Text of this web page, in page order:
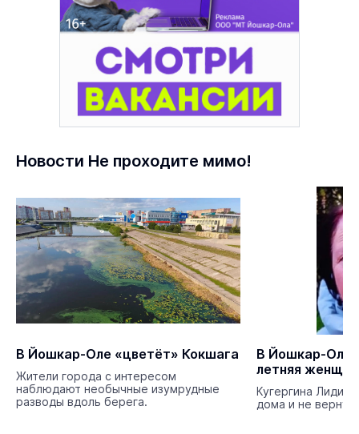
Новости Не проходите мимо!
В Йошкар-Оле «цветёт» Кокшага
Жители города с интересом
наблюдают необычные изумрудные
разводы вдоль берега.
В Йошкар-Оле
летняя
Кугергина Лидия
дома и не